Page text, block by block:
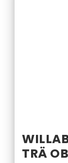
TRÄ